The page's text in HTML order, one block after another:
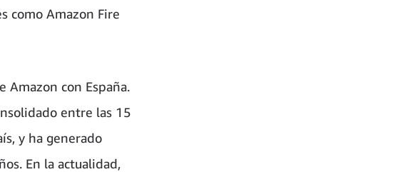
como Amazon Fire
Amazon con España.
entre las 15
y ha generado
En la actualidad,